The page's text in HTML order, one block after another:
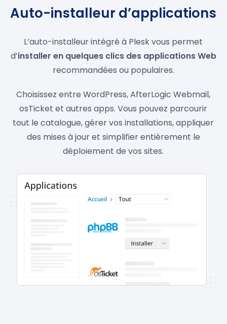
Auto-installeur d’applications
L’auto-installeur intégré à Plesk vous permet
d’installer en quelques clics des applications Web
recommandées ou populaires.
Choisissez entre WordPress, AfterLogic Webmail,
osTicket et autres apps. Vous pouvez parcourir
tout le catalogue, gérer vos installations, appliquer
des mises à jour et simplifier entièrement le
déploiement de vos sites.